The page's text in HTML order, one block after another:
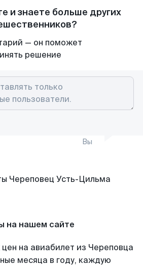
и знаете больше других
— он поможет
решение
Вы
на нашем сайте
на авиабилет из Череповца
месяца в году, каждую